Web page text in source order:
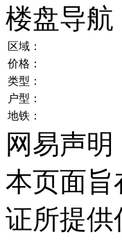
楼盘导航
区域：
价格：
类型：
户型：
地铁：
网易声明
本页面旨
证所提供